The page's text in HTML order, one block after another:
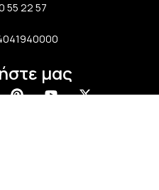
55 22 57
μας